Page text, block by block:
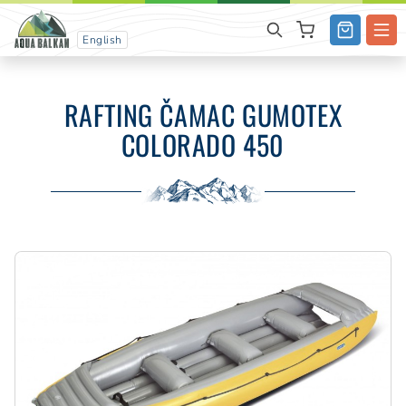
English
RAFTING ČAMAC GUMOTEX
COLORADO 450